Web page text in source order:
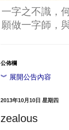
一字之不識，
願做一字師，
公佈欄
︾ 展開公告內容
2013年10月10日 星期四
zealous